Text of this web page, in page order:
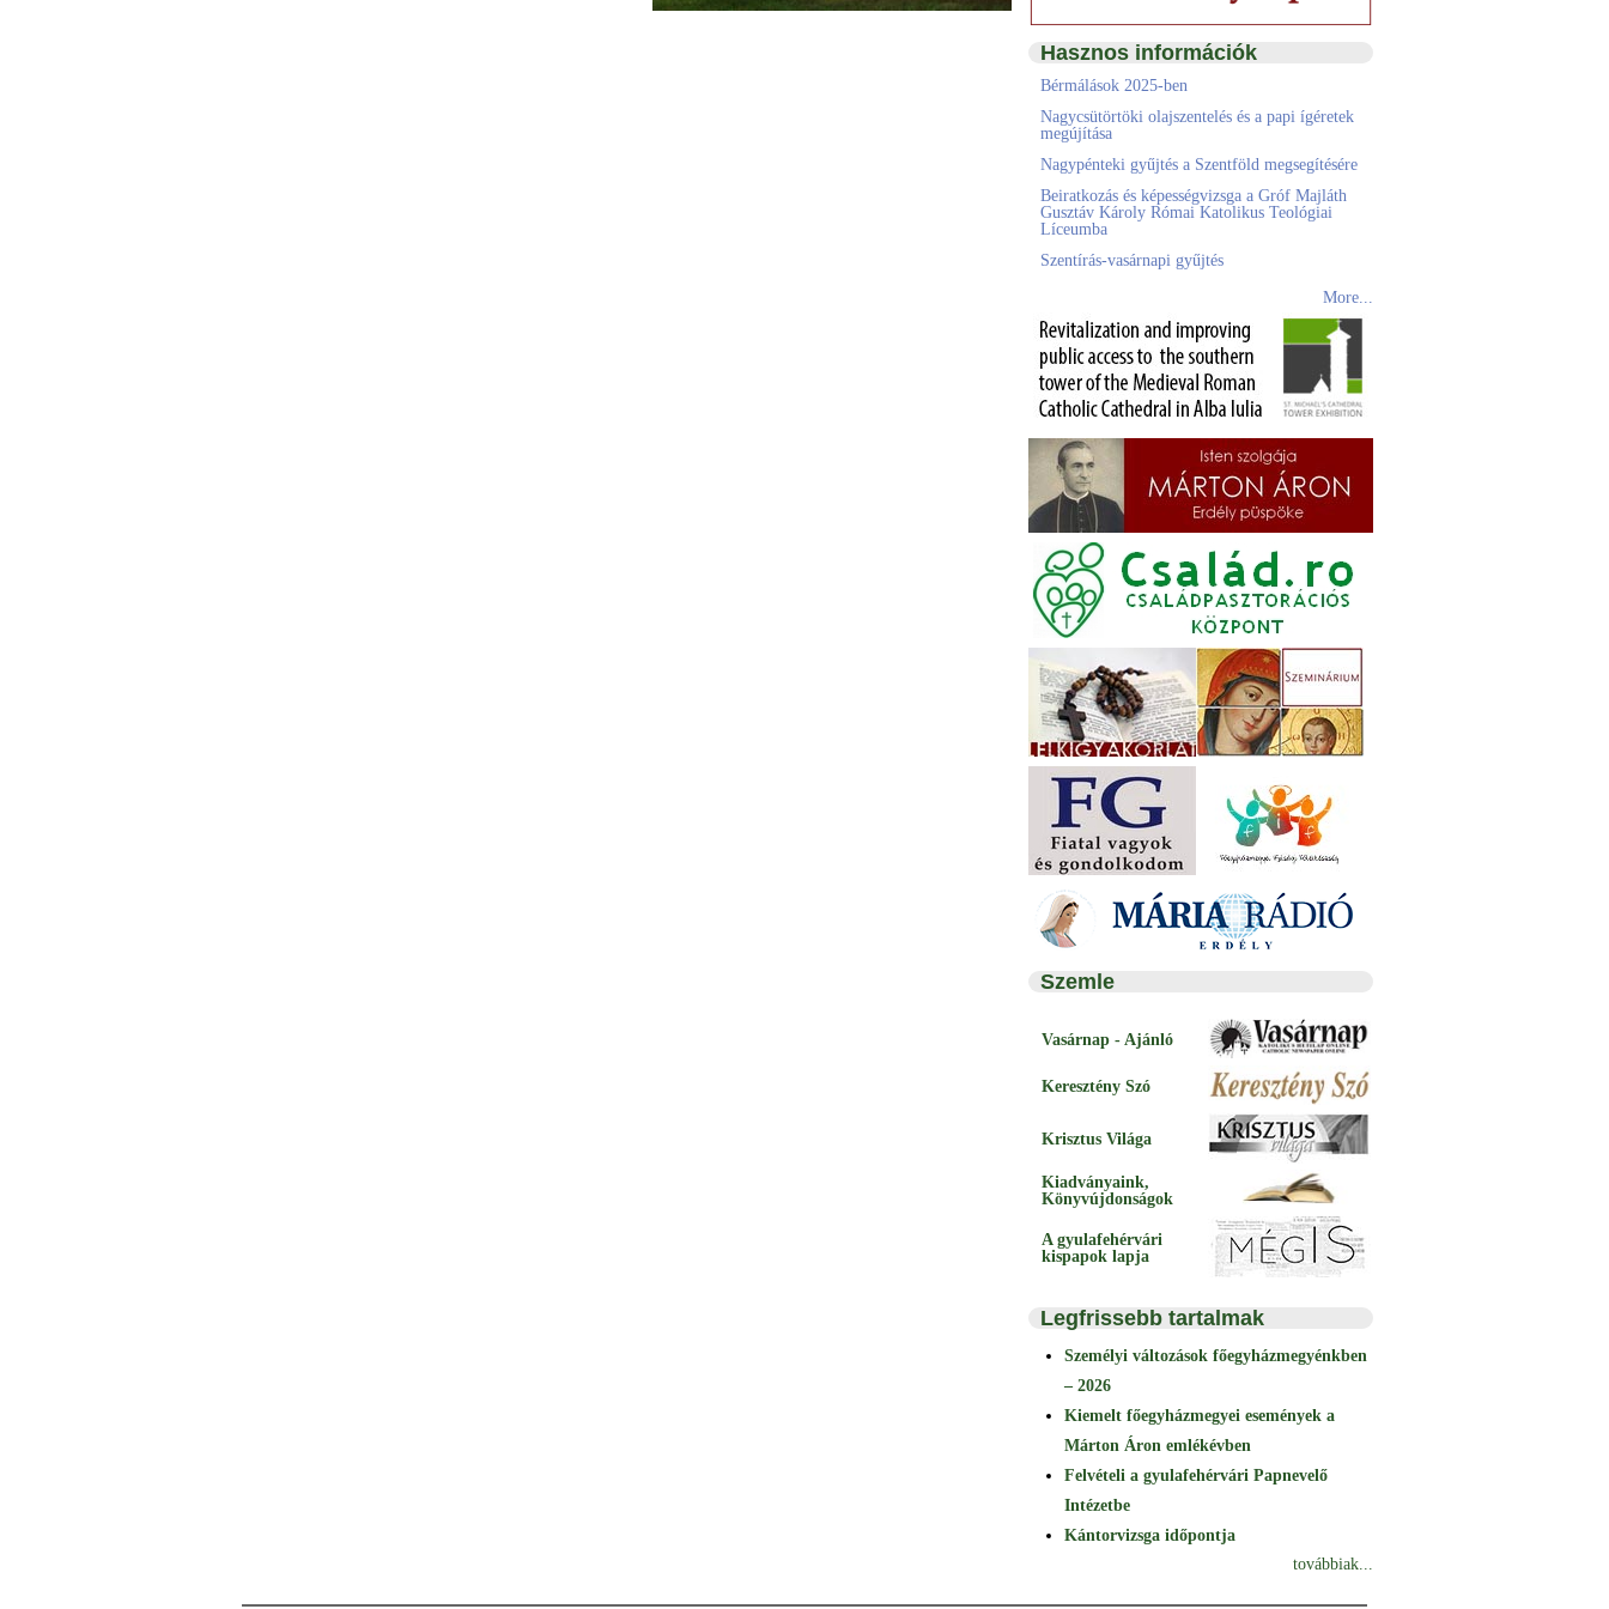
Hasznos információk
Bérmálások 2025-ben
Nagycsütörtöki olajszentelés és a papi ígéretek
megújítása
Nagypénteki gyűjtés a Szentföld megsegítésére
Beiratkozás és képességvizsga a Gróf Majláth
Gusztáv Károly Római Katolikus Teológiai
Líceumba
Szentírás-vasárnapi gyűjtés
More...
Szemle
Vasárnap - Ajánló
Keresztény Szó
Krisztus Világa
Kiadványaink,
Könyvújdonságok
A gyulafehérvári
kispapok lapja
Legfrissebb tartalmak
Személyi változások főegyházmegyénkben
– 2026
Kiemelt főegyházmegyei események a
Márton Áron emlékévben
Felvételi a gyulafehérvári Papnevelő
Intézetbe
Kántorvizsga időpontja
továbbiak...